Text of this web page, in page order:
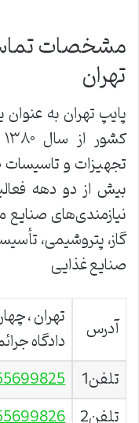
مشخصات تماس
تهران
پایپ تهران به
تجهیزات و تاسیسات
بیش از دو دهه
نیازمندی‌های
گاز، پتروشیمی،
صنایع غذایی
آدرس
تهران
دادگاه جرائم
تلفن1